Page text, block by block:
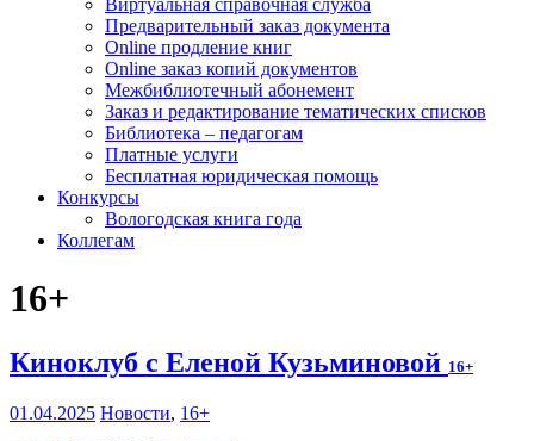
Виртуальная справочная служба
Предварительный заказ документа
Online продление книг
Online заказ копий документов
Межбиблиотечный абонемент
Заказ и редактирование тематических списков
Библиотека – педагогам
Платные услуги
Бесплатная юридическая помощь
Конкурсы
Вологодская книга года
Коллегам
16+
Киноклуб с Еленой Кузьминовой 16+
01.04.2025 Новости, 16+